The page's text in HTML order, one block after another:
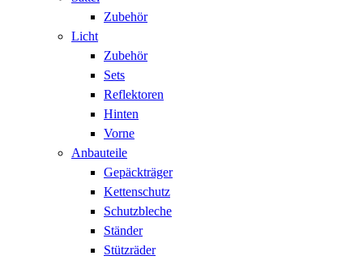
Zubehör
Licht
Zubehör
Sets
Reflektoren
Hinten
Vorne
Anbauteile
Gepäckträger
Kettenschutz
Schutzbleche
Ständer
Stützräder